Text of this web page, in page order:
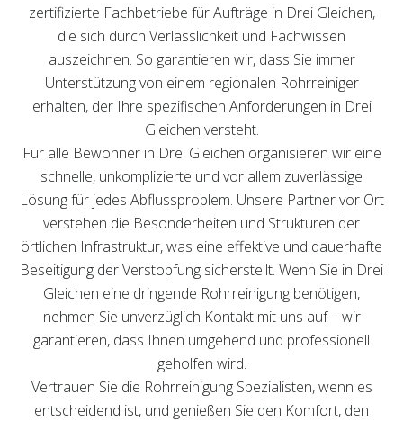
zertifizierte Fachbetriebe für Aufträge in Drei Gleichen,
die sich durch Verlässlichkeit und Fachwissen
auszeichnen. So garantieren wir, dass Sie immer
Unterstützung von einem regionalen Rohrreiniger
erhalten, der Ihre spezifischen Anforderungen in Drei
Gleichen versteht.
Für alle Bewohner in Drei Gleichen organisieren wir eine
schnelle, unkomplizierte und vor allem zuverlässige
Lösung für jedes Abflussproblem. Unsere Partner vor Ort
verstehen die Besonderheiten und Strukturen der
örtlichen Infrastruktur, was eine effektive und dauerhafte
Beseitigung der Verstopfung sicherstellt. Wenn Sie in Drei
Gleichen eine dringende Rohrreinigung benötigen,
nehmen Sie unverzüglich Kontakt mit uns auf – wir
garantieren, dass Ihnen umgehend und professionell
geholfen wird.
Vertrauen Sie die Rohrreinigung Spezialisten, wenn es
entscheidend ist, und genießen Sie den Komfort, den